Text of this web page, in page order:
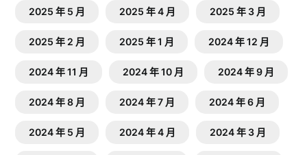
2025 年 5 月 2025 年 4 月 2025 年 3 月
2025 年 2 月 2025 年 1 月 2024 年 12 月
2024 年 11 月 2024 年 10 月 2024 年 9 月
2024 年 8 月 2024 年 7 月 2024 年 6 月
2024 年 5 月 2024 年 4 月 2024 年 3 月